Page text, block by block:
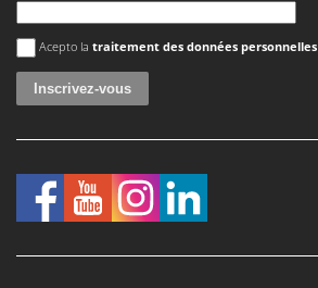
Une erreur est survenue
Acepto la traitement des données personnelles